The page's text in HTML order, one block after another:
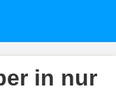
in nur